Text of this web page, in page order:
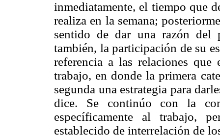
inmediatamente, el tiempo que
realiza en la semana;
sentido de dar una razón del
también, la participación de su
referencia a las relaciones
trabajo, en donde la primera
segunda una estrategia para
dice. Se continúo con la
específicamente al trabajo,
establecido de interrelación de